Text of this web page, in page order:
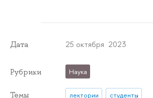
Дата 25 октября 2023
Рубрики Наука
Темы лектории
студенты